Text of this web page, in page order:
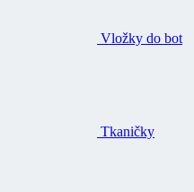
Vložky do bot
Tkaničky